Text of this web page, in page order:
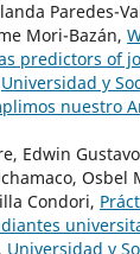
Paredes-
Mori-Bazán,
predictors of
Universidad y
nuestro
Edwin
Osbel
Condori,
, Universidad y